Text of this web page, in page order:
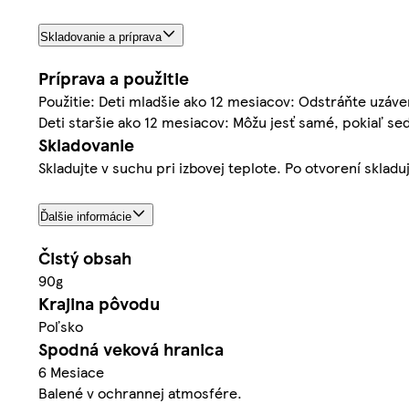
Skladovanie a príprava
Príprava a použitie
Použitie: Deti mladšie ako 12 mesiacov: Odstráňte
Deti staršie ako 12 mesiacov: Môžu jesť samé, pokiaľ
Skladovanie
Skladujte v suchu pri izbovej teplote. Po otvorení
Ďalšie informácie
Čistý obsah
90g
Krajina pôvodu
Poľsko
Spodná veková hranica
6 Mesiace
Balené v ochrannej atmosfére.